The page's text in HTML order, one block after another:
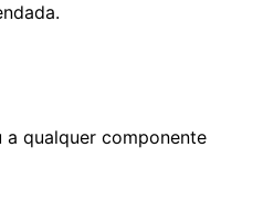
qualquer componente